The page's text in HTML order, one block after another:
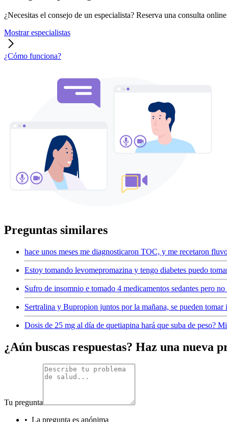
¿Necesitas el consejo de un especialista? Reserva una consulta
Mostrar especialistas
¿Cómo funciona?
Preguntas similares
hace unos meses me diagnosticaron TOC, y me recetaron
Estoy tomando levomepromazina y tengo diabetes puedo
Sufro de insomnio e tomado 4 medicamentos sedantes pero
Sertralina y Bupropion juntos por la mañana, se pueden tomar
Dosis de 25 mg al día de quetiapina hará que suba de peso?
¿Aún buscas respuestas? Haz una nueva
Tu pregunta
• La pregunta es anónima